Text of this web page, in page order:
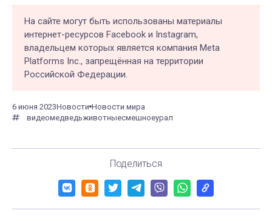
На сайте могут быть использованы материалы
интернет-ресурсов Facebook и Instagram,
владельцем которых является компания Meta
Platforms Inc., запрещённая на территории
Российской Федерации.
6 июня 2023Новости Новости мира
видеомедведьживотныесмешноеурал
Поделиться